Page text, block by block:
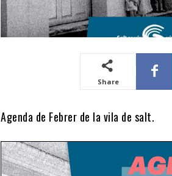
Share
Agenda de Febrer de la vila de salt.